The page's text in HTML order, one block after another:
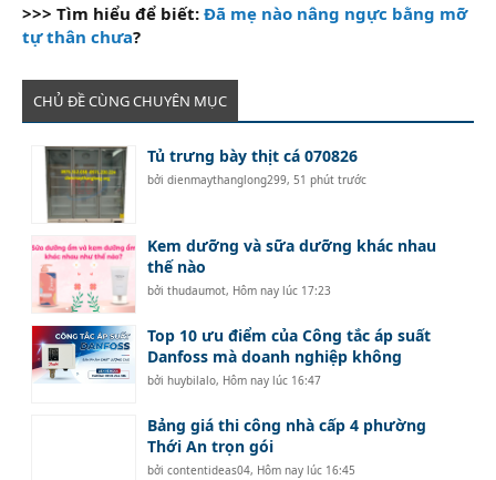
>>> Tìm hiểu để biết: Đã mẹ nào nâng ngực bằng mỡ
tự thân chưa?
CHỦ ĐỀ CÙNG CHUYÊN MỤC
Tủ trưng bày thịt cá 070826
bởidienmaythanglong299, 51 phút trước
Kem dưỡng và sữa dưỡng khác nhau
thế nào
bởithudaumot, Hôm nay lúc 17:23
Top 10 ưu điểm của Công tắc áp suất
Danfoss mà doanh nghiệp không
bởihuybilalo, Hôm nay lúc 16:47
Bảng giá thi công nhà cấp 4 phường
Thới An trọn gói
bởicontentideas04, Hôm nay lúc 16:45